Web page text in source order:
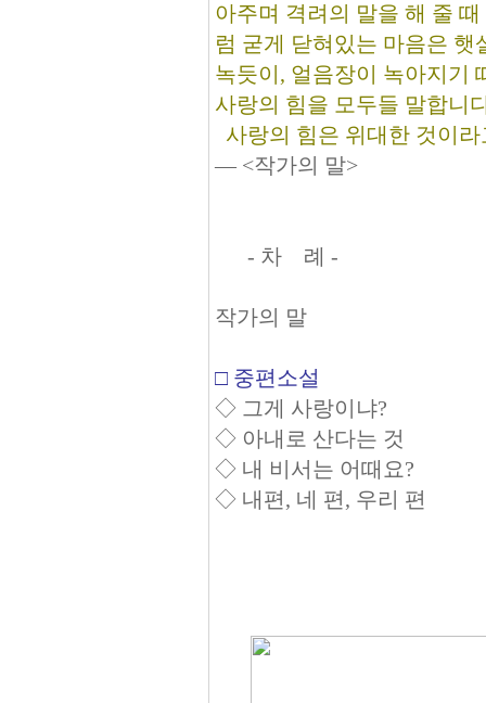
아주며 격려의 말을 해 줄
럼 굳게 닫혀있는 마음은 햇
녹듯이, 얼음장이 녹아지기
사랑의 힘을 모두들 말합니
사랑의 힘은 위대한 것이라
― <작가의 말>
- 차 례 -
작가의 말
□ 중편소설
◇ 그게 사랑이냐?
◇ 아내로 산다는 것
◇ 내 비서는 어때요?
◇ 내편, 네 편, 우리 편